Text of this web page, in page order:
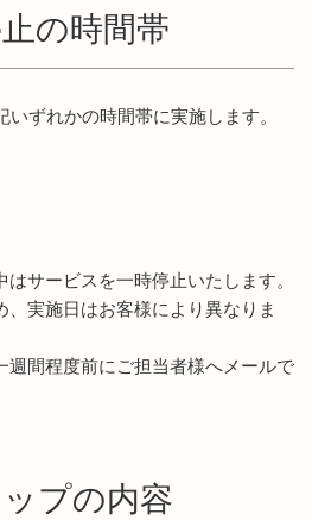
の時間帯
ずれかの時間帯に実施します。
サービスを一時停止いたします。
実施日はお客様により異なりま
週間程度前にご担当者様へメールで
プの内容